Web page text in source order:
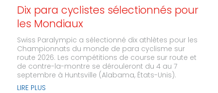
Dix para cyclistes sélectionnés pour
les Mondiaux
Swiss Paralympic a sélectionné dix athlètes pour les
Championnats du monde de para cyclisme sur
route 2026. Les compétitions de course sur route et
de contre-la-montre se dérouleront du 4 au 7
septembre à Huntsville (Alabama, États-Unis).
LIRE PLUS